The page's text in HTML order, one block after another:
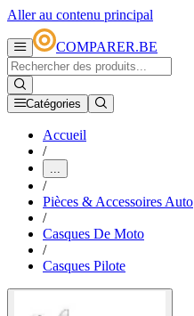
Aller au contenu principal
COMPARER.BE
Catégories
Accueil
/
...
/
Pièces & Accessoires Auto
/
Casques De Moto
/
Casques Pilote